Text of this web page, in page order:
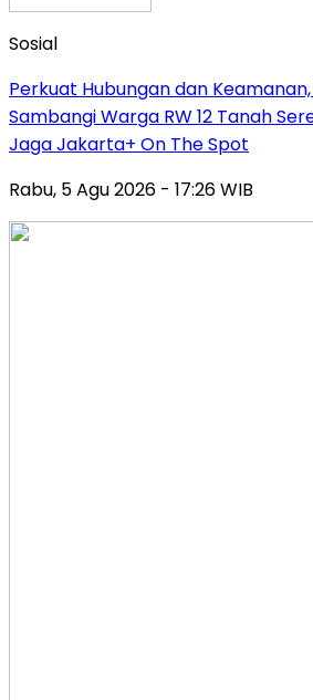
Sosial
Perkuat Hubungan dan
Sambangi Warga RW 12 Tanah
Jaga Jakarta+ On The Spot
Rabu, 5 Agu 2026 - 17:26 WIB